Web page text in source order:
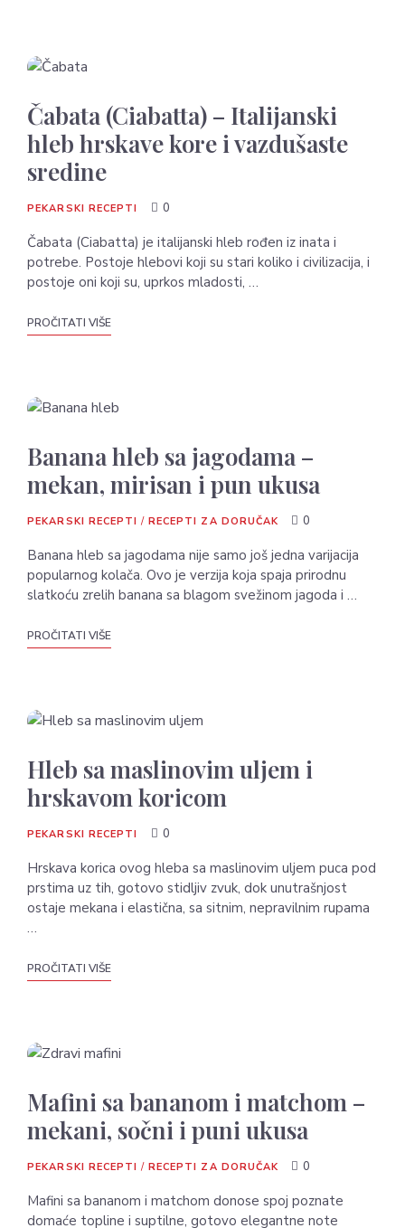
Čabata (Ciabatta) – Italijanski
hleb hrskave kore i vazdušaste
sredine
PEKARSKI RECEPTI 0
Čabata (Ciabatta) je italijanski hleb rođen iz inata i
potrebe. Postoje hlebovi koji su stari koliko i civilizacija, i
postoje oni koji su, uprkos mladosti, …
PROČITATI VIŠE
Banana hleb sa jagodama –
mekan, mirisan i pun ukusa
PEKARSKI RECEPTI / RECEPTI ZA DORUČAK 0
Banana hleb sa jagodama nije samo još jedna varijacija
popularnog kolača. Ovo je verzija koja spaja prirodnu
slatkoću zrelih banana sa blagom svežinom jagoda i …
PROČITATI VIŠE
Hleb sa maslinovim uljem i
hrskavom koricom
PEKARSKI RECEPTI 0
Hrskava korica ovog hleba sa maslinovim uljem puca pod
prstima uz tih, gotovo stidljiv zvuk, dok unutrašnjost
ostaje mekana i elastična, sa sitnim, nepravilnim rupama
…
PROČITATI VIŠE
Mafini sa bananom i matchom –
mekani, sočni i puni ukusa
PEKARSKI RECEPTI / RECEPTI ZA DORUČAK 0
Mafini sa bananom i matchom donose spoj poznate
domaće topline i suptilne, gotovo elegantne note